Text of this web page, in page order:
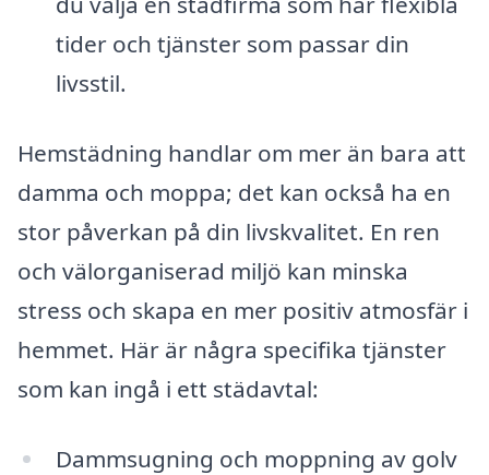
tider och tjänster som passar din
livsstil.
Hemstädning handlar om mer än bara att
damma och moppa; det kan också ha en
stor påverkan på din livskvalitet. En ren
och välorganiserad miljö kan minska
stress och skapa en mer positiv atmosfär i
hemmet. Här är några specifika tjänster
som kan ingå i ett städavtal:
Dammsugning och moppning av golv